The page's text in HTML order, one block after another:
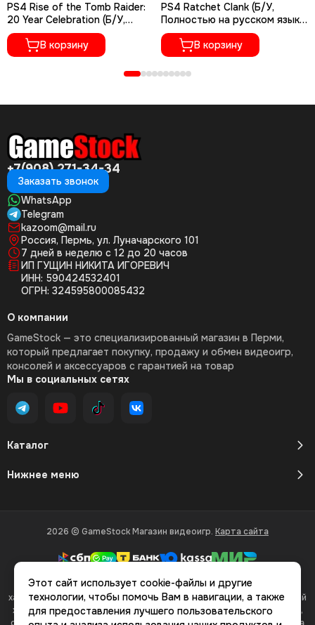
PS4 Rise of the Tomb Raider:
20 Year Celebration (Б/У,
Полностью на русском языке,
CUSA-05716)
В корзину
PS4 Ratchet Сlank (Б/У,
Полностью на русском языке,
CUSA-01073)
В корзину
+7(908) 271-34-34
Заказать звонок
WhatsApp
Telegram
kazoom@mail.ru
Россия, Пермь, ул. Луначарского 101
7 дней в неделю с 12 до 20 часов
ИП ГУЩИН НИКИТА ИГОРЕВИЧ
ИНН: 590424532401
ОГРН: 324595800085432
Каталог
Нижнее меню
О компании
GameStock — это специализированный магазин в Перми,
который предлагает покупку, продажу и обмен видеоигр,
консолей и аксессуаров с гарантией на товар
Мы в социальных сетях
2026 © GameStock Магазин видеоигр. Карта сайта
Вся представленная на сайте информация, касающаяся
характеристик, стоимости товаров и услуг, носит информационный
характер и ни при каких условиях не является публичной офертой,
Этот сайт использует cookie-файлы и другие
технологии, чтобы помочь Вам в навигации, а также
для предоставления лучшего пользовательского